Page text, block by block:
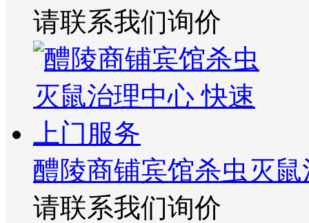
请联系我们询价
醴陵商铺宾馆杀虫灭
请联系我们询价